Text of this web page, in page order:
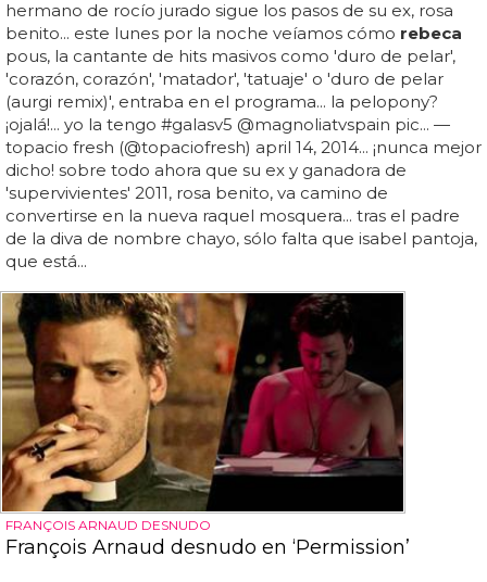
hermano de rocío jurado sigue los pasos de su ex, rosa
benito... este lunes por la noche veíamos cómo rebeca
pous, la cantante de hits masivos como 'duro de pelar',
'corazón, corazón', 'matador', 'tatuaje' o 'duro de pelar
(aurgi remix)', entraba en el programa... la pelopony?
¡ojalá!... yo la tengo #galasv5 @magnoliatvspain pic... —
topacio fresh (@topaciofresh) april 14, 2014... ¡nunca mejor
dicho! sobre todo ahora que su ex y ganadora de
'supervivientes' 2011, rosa benito, va camino de
convertirse en la nueva raquel mosquera... tras el padre
de la diva de nombre chayo, sólo falta que isabel pantoja,
que está...
FRANÇOIS ARNAUD DESNUDO
François Arnaud desnudo en ‘Permission’